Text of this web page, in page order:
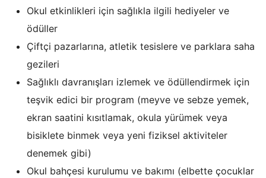
Okul etkinlikleri için sağlıkla ilgili hediyeler ve
ödüller
Çiftçi pazarlarına, atletik tesislere ve parklara saha
gezileri
Sağlıklı davranışları izlemek ve ödüllendirmek için
teşvik edici bir program (meyve ve sebze yemek,
ekran saatini kısıtlamak, okula yürümek veya
bisiklete binmek veya yeni fiziksel aktiviteler
denemek gibi)
Okul bahçesi kurulumu ve bakımı (elbette çocuklar